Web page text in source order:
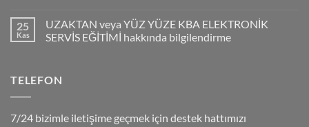
25
Kas
UZAKTAN veya YÜZ YÜZE KBA ELEKTRONİK
SERVİS EĞİTİMİ hakkında bilgilendirme
TELEFON
7/24 bizimle iletişime geçmek için destek hattımızı